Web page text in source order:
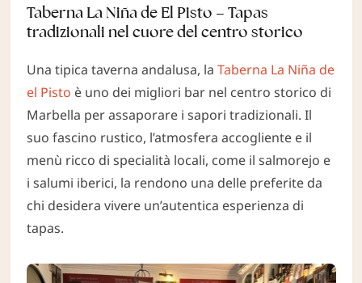
Taberna La Niña de El Pisto – Tapas
tradizionali nel cuore del centro storico
Una tipica taverna andalusa, la Taberna La Niña de
el Pisto è uno dei migliori bar nel centro storico di
Marbella per assaporare i sapori tradizionali. Il
suo fascino rustico, l’atmosfera accogliente e il
menù ricco di specialità locali, come il salmorejo e
i salumi iberici, la rendono una delle preferite da
chi desidera vivere un’autentica esperienza di
tapas.